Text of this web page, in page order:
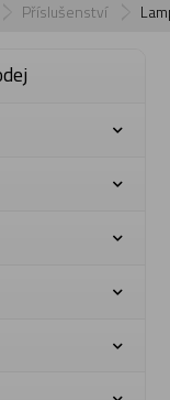
Příslušenství